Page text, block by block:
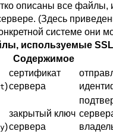
описаны все
(Здесь
системе они
используемые
Содержимое
)
сертификат
сервера
)
закрытый ключ
сервера